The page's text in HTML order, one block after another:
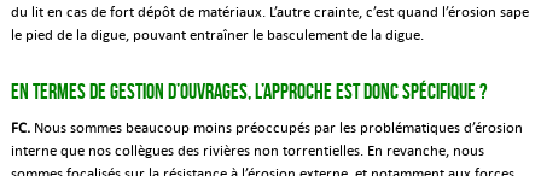
du lit en cas de fort dépôt de matériaux. L’autre crainte, c’est quand l’érosion sape
le pied de la digue, pouvant entraîner le basculement de la digue.
En termes de gestion d’ouvrages, l’approche est donc spécifique ?
FC. Nous sommes beaucoup moins préoccupés par les problématiques d’érosion
interne que nos collègues des rivières non torrentielles. En revanche, nous